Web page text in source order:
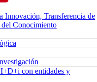
Innovación, Transferencia de
Conocimiento
con entidades y